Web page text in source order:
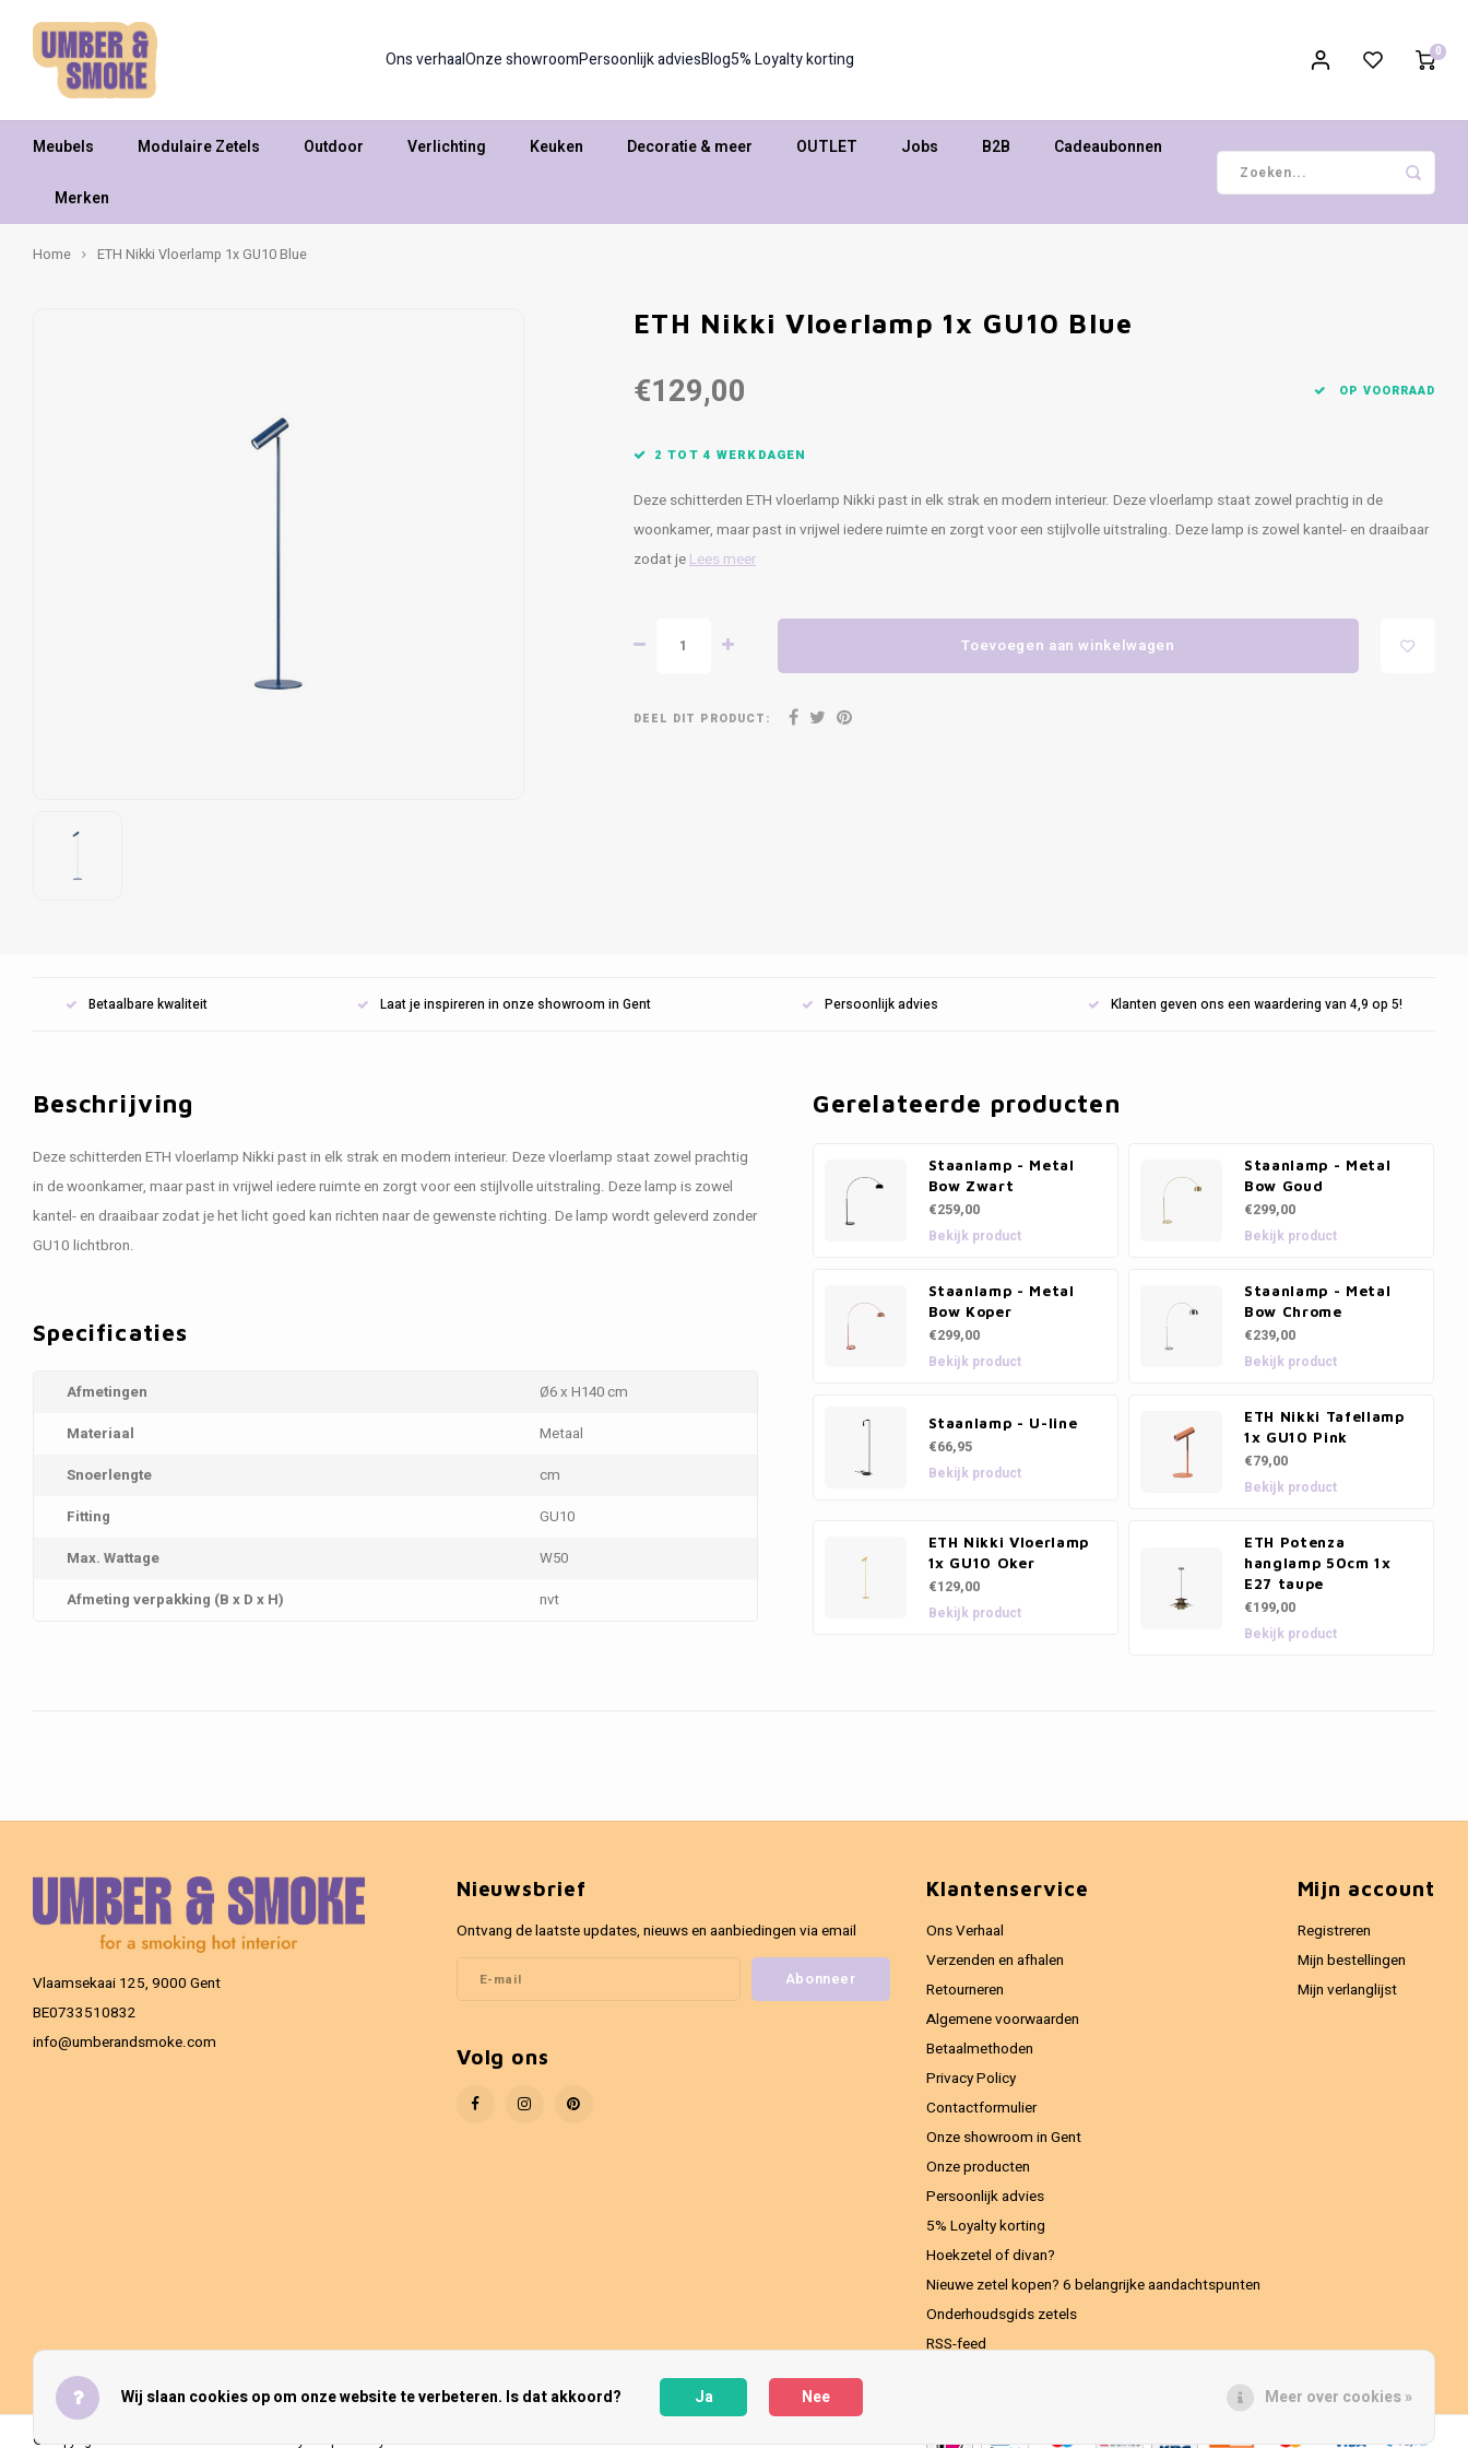
Ons verhaalOnze showroomPersoonlijk adviesBlog5% Loyalty korting 0
Meubels Modulaire Zetels Outdoor Verlichting Keuken Decoratie & meer OUTLET Jobs B2B Cadeaubonnen
Merken
Home ETH Nikki Vloerlamp 1x GU10 Blue
ETH Nikki Vloerlamp 1x GU10 Blue
€129,00 OP VOORRAAD
2 TOT 4 WERKDAGEN
Deze schitterden ETH vloerlamp Nikki past in elk strak en modern interieur. Deze vloerlamp staat zowel prachtig in de
woonkamer, maar past in vrijwel iedere ruimte en zorgt voor een stijlvolle uitstraling. Deze lamp is zowel kantel- en draaibaar
zodat jeLees meer
Toevoegen aan winkelwagen
DEEL DIT PRODUCT:
Betaalbare kwaliteit Laat je inspireren in onze showroom in Gent Persoonlijk advies Klanten geven ons een waardering van 4,9 op 5!
Beschrijving
Deze schitterden ETH vloerlamp Nikki past in elk strak en modern interieur. Deze vloerlamp staat zowel prachtig
in de woonkamer, maar past in vrijwel iedere ruimte en zorgt voor een stijlvolle uitstraling. Deze lamp is zowel
kantel- en draaibaar zodat je het licht goed kan richten naar de gewenste richting. De lamp wordt geleverd zonder
GU10 lichtbron.
Specificaties
Afmetingen
Ø6 x H140 cm
Materiaal
Metaal
Snoerlengte
cm
Fitting
GU10
Max. Wattage
W50
Afmeting verpakking (B x D x H)
nvt
Gerelateerde producten
Staanlamp - Metal
Bow Zwart
€259,00
Bekijk product
Staanlamp - Metal
Bow Goud
€299,00
Bekijk product
Staanlamp - Metal
Bow Koper
€299,00
Bekijk product
Staanlamp - Metal
Bow Chrome
€239,00
Bekijk product
Staanlamp - U-line
€66,95
Bekijk product
ETH Nikki Tafellamp
1x GU10 Pink
€79,00
Bekijk product
ETH Nikki Vloerlamp
1x GU10 Oker
€129,00
Bekijk product
ETH Potenza
hanglamp 50cm 1x
E27 taupe
€199,00
Bekijk product
Vlaamsekaai 125, 9000 Gent
BE0733510832
info@umberandsmoke.com
Nieuwsbrief
Ontvang de laatste updates, nieuws en aanbiedingen via email
Abonneer
Volg ons
Klantenservice
Ons Verhaal
Verzenden en afhalen
Retourneren
Algemene voorwaarden
Betaalmethoden
Privacy Policy
Contactformulier
Onze showroom in Gent
Onze producten
Persoonlijk advies
5% Loyalty korting
Hoekzetel of divan?
Nieuwe zetel kopen? 6 belangrijke aandachtspunten
Onderhoudsgids zetels
RSS-feed
Mijn account
Registreren
Mijn bestellingen
Mijn verlanglijst
© Copyright 2026 Umber & Smoke - Theme byShopmonkey
Wij slaan cookies op om onze website te verbeteren. Is dat akkoord? Ja Nee Meer over cookies »